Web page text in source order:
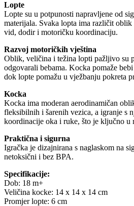
Lopte
Lopte su u potpunosti napravljene od
materijala. Svaka lopta ima različit
vid, dodir i motoričku koordinaciju.
Razvoj motoričkih vještina
Oblik, veličina i težina lopti pažljivo su
odgovarali bebama. Kocka pomaže
dok lopte pomažu u vježbanju pokreta
Kocka
Kocka ima moderan aerodinamičan
fleksibilnih i šarenih vezica, a igranje s
koordinacije oka i ruke, što je ključno u
Praktična i sigurna
Igračka je dizajnirana s naglaskom na
netoksični i bez BPA.
Specifikacije:
Dob: 18 m+
Veličina kocke: 14 x 14 x 14 cm
Promjer lopte: 6 cm